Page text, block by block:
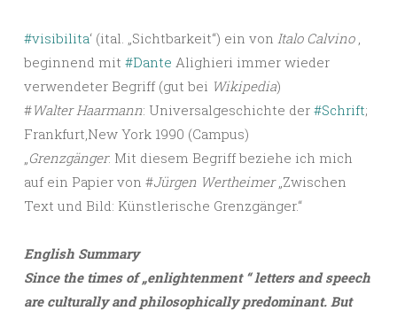
#visibilita‘ (ital. „Sichtbarkeit“) ein von Italo Calvino,
beginnend mit #Dante Alighieri immer wieder
verwendeter Begriff (gut bei Wikipedia)
#Walter Haarmann: Universalgeschichte der #Schrift;
Frankfurt,New York 1990 (Campus)
Grenzgänger: Mit diesem Begriff beziehe ich mich
auf ein Papier von #Jürgen Wertheimer„Zwischen
Text und Bild: Künstlerische Grenzgänger.“
English Summary
Since the times of „enlightenment “ letters and speech
are culturally and philosophically predominant. But